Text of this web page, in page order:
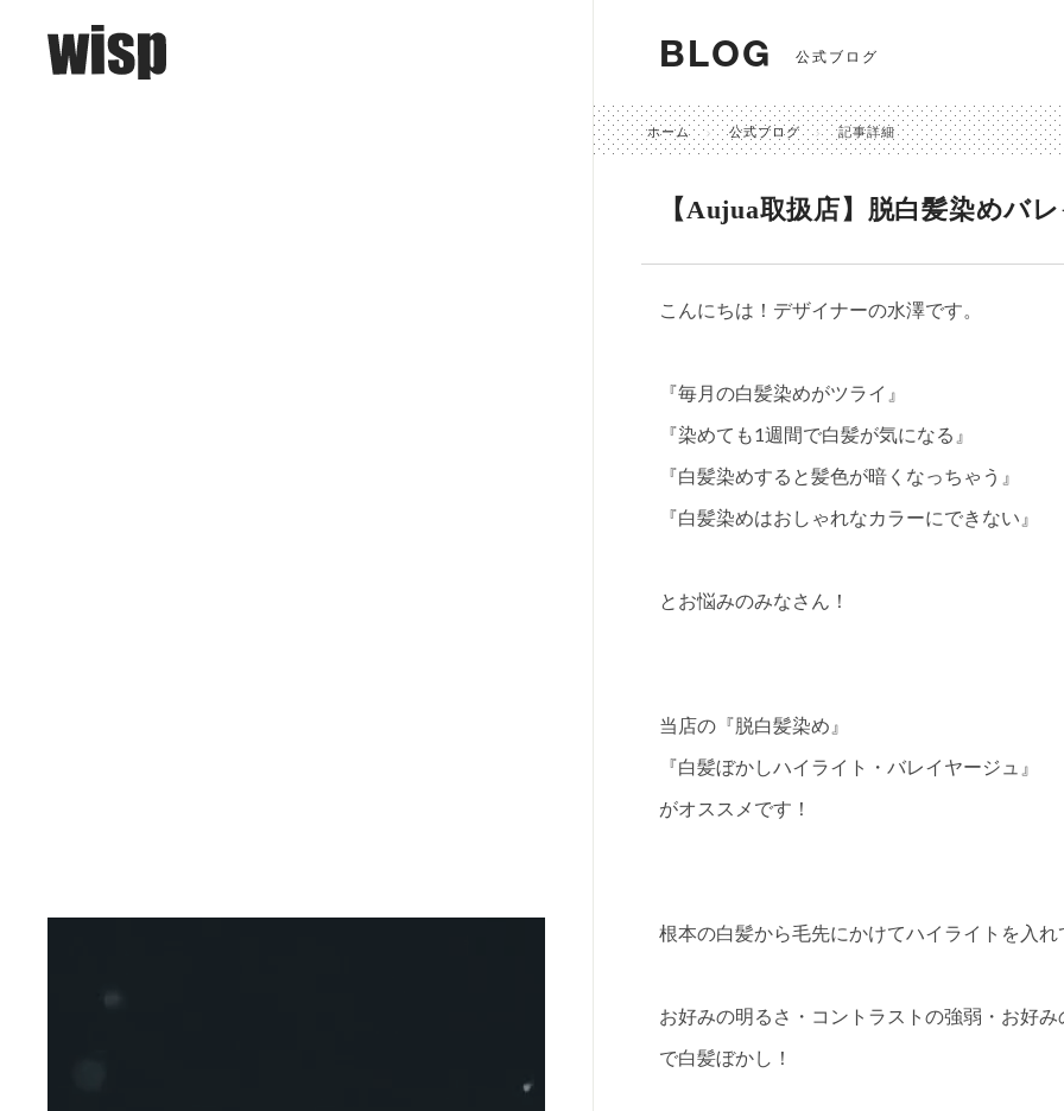
BLOG 公式ブログ
ホーム 公式ブログ 記事詳細
【Aujua取扱店】脱白髪染めバ
こんにちは！デザイナーの水澤です。
『毎月の白髪染めがツライ』
『染めても1週間で白髪が気になる』
『白髪染めすると髪色が暗くなっちゃう』
『白髪染めはおしゃれなカラーにできない』
とお悩みのみなさん！
当店の『脱白髪染め』
『白髪ぼかしハイライト・バレイヤージュ』
がオススメです！
根本の白髪から毛先にかけてハイライトを入
お好みの明るさ・コントラストの強弱・お好み
で白髪ぼかし！